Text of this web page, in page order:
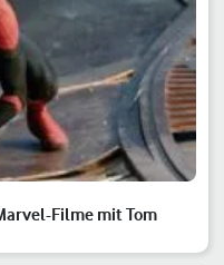
Filme mit Tom